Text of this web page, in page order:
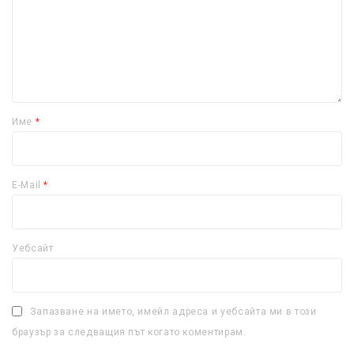
Име *
E-Mail*
Уебсайт
Запазване на името, имейл адреса и уебсайта ми в този
браузър за следващия път когато коментирам.